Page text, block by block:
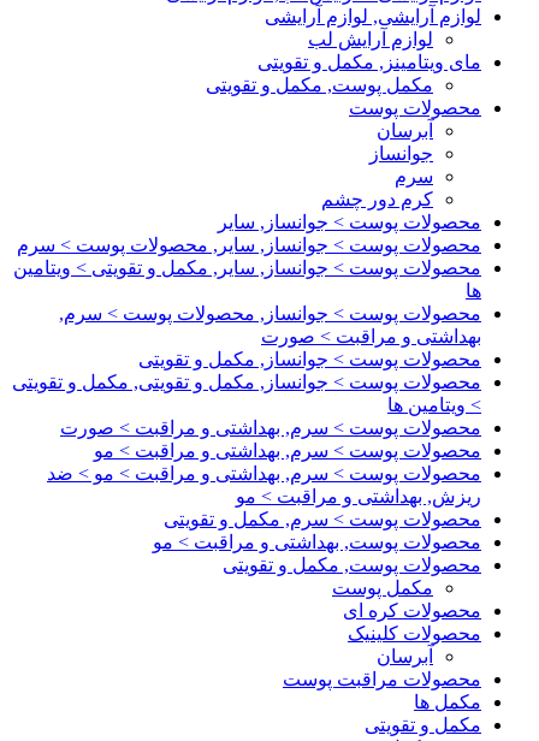
لوازم آرایشی, لوازم آرایشی
لوازم آرایش لب
مای ویتامینز, مکمل و تقویتی
مکمل پوست, مکمل و تقویتی
محصولات پوست
آبرسان
جوانساز
سرم
کرم دور چشم
محصولات پوست > جوانساز, سایر
محصولات پوست > جوانساز, سایر, محصولات پوست > سرم
محصولات پوست > جوانساز, سایر, مکمل و تقویتی > ویتامین
ها
محصولات پوست > جوانساز, محصولات پوست > سرم,
بهداشتی و مراقبت > صورت
محصولات پوست > جوانساز, مکمل و تقویتی
محصولات پوست > جوانساز, مکمل و تقویتی, مکمل و تقویتی
> ویتامین ها
محصولات پوست > سرم, بهداشتی و مراقبت > صورت
محصولات پوست > سرم, بهداشتی و مراقبت > مو
محصولات پوست > سرم, بهداشتی و مراقبت > مو > ضد
ریزش, بهداشتی و مراقبت > مو
محصولات پوست > سرم, مکمل و تقویتی
محصولات پوست, بهداشتی و مراقبت > مو
محصولات پوست, مکمل و تقویتی
مکمل پوست
محصولات کره ای
محصولات کلینیک
آبرسان
محصولات مراقبت پوست
مکمل ها
مکمل و تقویتی